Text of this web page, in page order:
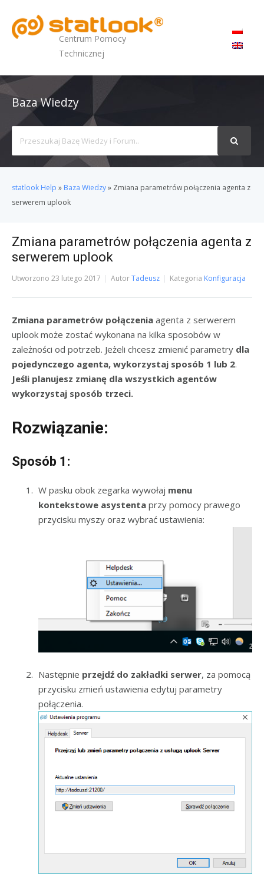
Centrum Pomocy
Technicznej
Baza Wiedzy
For
statlook Help » Baza Wiedzy» Zmiana parametrów połączenia agenta z
serwerem uplook
Zmiana parametrów połączenia agenta z
serwerem uplook
Utworzono 23 lutego 2017 AutorTadeusz Kategoria Konfiguracja
Zmiana parametrów połączenia agenta z serwerem
uplook może zostać wykonana na kilka sposobów w
zależności od potrzeb. Jeżeli chcesz zmienić parametry dla
pojedynczego agenta, wykorzystaj sposób 1 lub 2.
Jeśli planujesz zmianę dla wszystkich agentów
wykorzystaj sposób trzeci.
Rozwiązanie:
Sposób 1:
W pasku obok zegarka wywołaj menu
kontekstowe asystenta przy pomocy prawego
przycisku myszy oraz wybrać ustawienia:
Następnie przejdź do zakładki serwer, za pomocą
przycisku zmień ustawienia edytuj parametry
połączenia.